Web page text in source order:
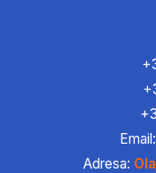
Email:
Adresa: